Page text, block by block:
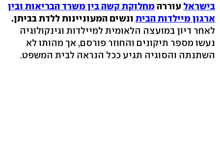
בישראל עוררהמחלוקת קשה בין משרד הבריאות ובין
ארגון מיילדות הבית ונשים המעוניינות ללדת בביתן.
לאחר דיון במועצה הלאומית למיילדות וגינקולוגיה
נעשו מספר תיקונים והחוזר פורסם, אך מהותו לא
השתנתה והסוגיה תגיע ככל הנראה לבית המשפט.